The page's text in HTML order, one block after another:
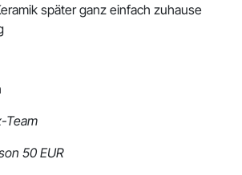
später ganz einfach zuhause
Team
50 EUR